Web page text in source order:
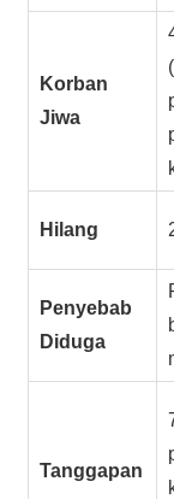
Korban
Jiwa
Hilang
Penyebab
Diduga
Tanggapan